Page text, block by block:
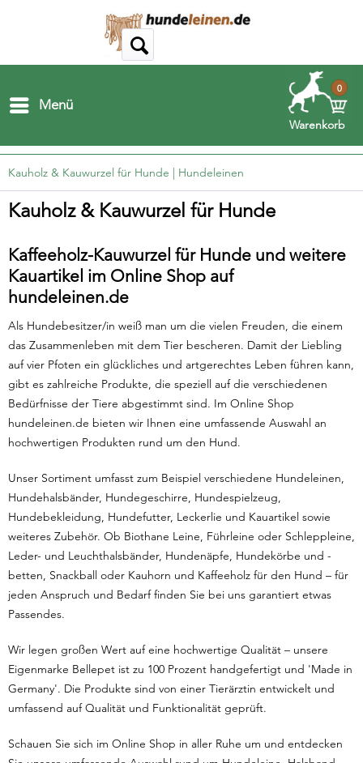
Menü
Warenkorb
0
Kauholz & Kauwurzel für Hunde | Hundeleinen
Kauholz & Kauwurzel für Hunde
Kaffeeholz-Kauwurzel für Hunde und weitere
Kauartikel im Online Shop auf
hundeleinen.de
Als Hundebesitzer/in weiß man um die vielen Freuden, die einem
das Zusammenleben mit dem Tier bescheren. Damit der Liebling
auf vier Pfoten ein glückliches und artgerechtes Leben führen kann,
gibt es zahlreiche Produkte, die speziell auf die verschiedenen
Bedürfnisse der Tiere abgestimmt sind. Im Online Shop
hundeleinen.de bieten wir Ihnen eine umfassende Auswahl an
hochwertigen Produkten rund um den Hund.
Unser Sortiment umfasst zum Beispiel verschiedene Hundeleinen,
Hundehalsbänder, Hundegeschirre, Hundespielzeug,
Hundebekleidung, Hundefutter, Leckerlie und Kauartikel sowie
weiteres Zubehör. Ob Biothane Leine, Führleine oder Schleppleine,
Leder- und Leuchthalsbänder, Hundenäpfe, Hundekörbe und -
betten, Snackball oder Kauhorn und Kaffeeholz für den Hund – für
jeden Anspruch und Bedarf finden Sie bei uns garantiert etwas
Passendes.
Wir legen großen Wert auf eine hochwertige Qualität – unsere
Eigenmarke Bellepet ist zu 100 Prozent handgefertigt und 'Made in
Germany'. Die Produkte sind von einer Tierärztin entwickelt und
umfassend auf Qualität und Funktionalität geprüft.
Schauen Sie sich im Online Shop in aller Ruhe um und entdecken